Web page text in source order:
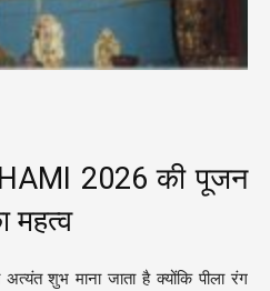
2026 की पूजन
महत्व
शुभ माना जाता है क्योंकि पीला रंग